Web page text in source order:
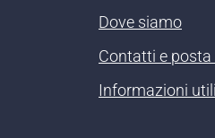
Dove siamo
Contatti e
Informazioni utili